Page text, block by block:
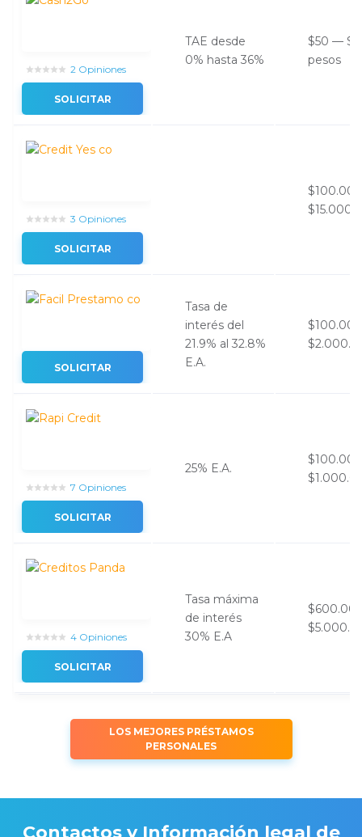
2 Opiniones
SOLICITAR
TAE desde
0% hasta 36%
$50 —
pesos
3 Opiniones
SOLICITAR
SOLICITAR
Tasa de
interés del
21.9% al 32.8%
E.A.
7 Opiniones
SOLICITAR
25​% E.A.
4 Opiniones
SOLICITAR
Tasa máxima
de interés
30% E.A
LOS MEJORES PRÉSTAMOS
PERSONALES
Contactos y Información legal de